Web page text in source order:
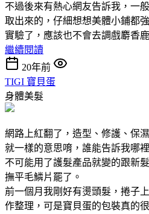
不過後來有熱心網友告訴我，一
取出來的，仔細想想美體小鋪都
實驗了，應該也不會去調戲麝香
繼續閱讀
20年前
TIGI 寶貝蛋
身體美髮
網路上紅翻了，造型、修護、保
就一樣的意思唷，誰能告訴我哪
不可能用了護髮產品就變的跟新
撫平毛鱗片罷了。
前一個月我剛好有燙頭髮，捲子
作整理，可是寶貝蛋的包裝真的